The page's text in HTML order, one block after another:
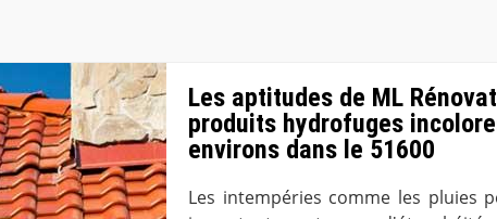
Les aptitudes de ML
produits hydrofuges
environs dans le 51600
Les intempéries comme les pluies